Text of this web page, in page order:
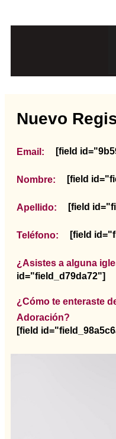
Nuevo
Email: [field
Nombre: [field
Apellido: [field
Teléfono: [field
¿Asistes a alguna
id="field_d79da72"]
¿Cómo te enteraste
Adoración?
[field